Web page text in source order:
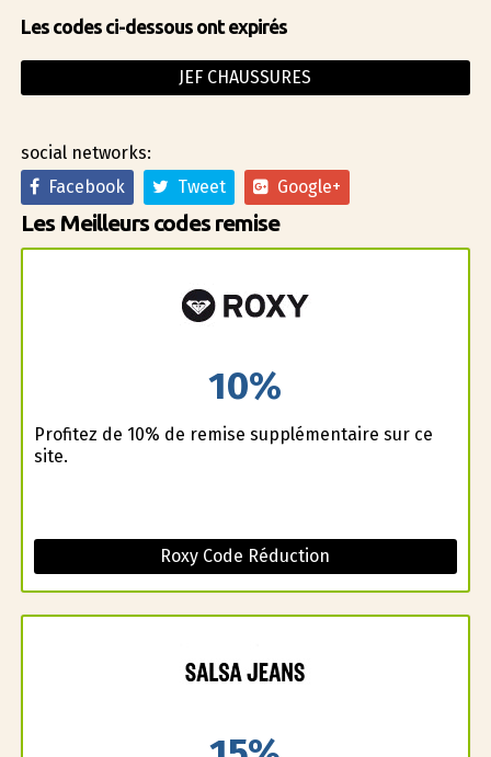
Les codes ci-dessous ont expirés
JEF CHAUSSURES
social networks:
Facebook
Tweet Google+
Les Meilleurs codes remise
10%
Profitez de 10% de remise supplémentaire sur ce
site.
Roxy Code Réduction